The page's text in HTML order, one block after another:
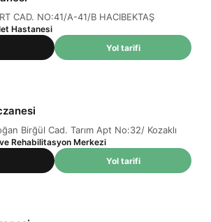
CAD. NO:41/A-41/B HACIBEKTAŞ
Hastanesi
Yol tarifi
Birğül Cad. Tarım Apt No:32/ Kozaklı
Rehabilitasyon Merkezi
Yol tarifi